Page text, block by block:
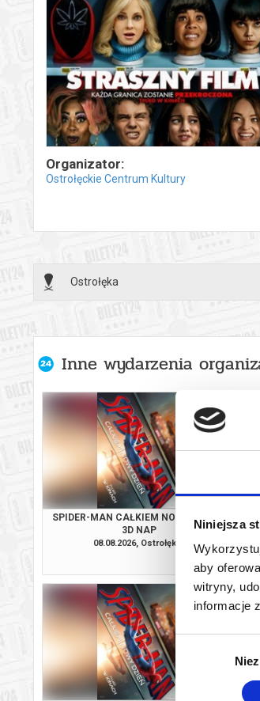
Niniejsza
aby
witryny,
informacje
Organizator:
Ostrołęckie Centrum Kultury
Ostrołęka
Inne wydarzenia
SPIDER-MAN CAŁKIEM NOWY DZIEŃ -
3D NAP
08.08.2026, Ostrołęka
kup bilet